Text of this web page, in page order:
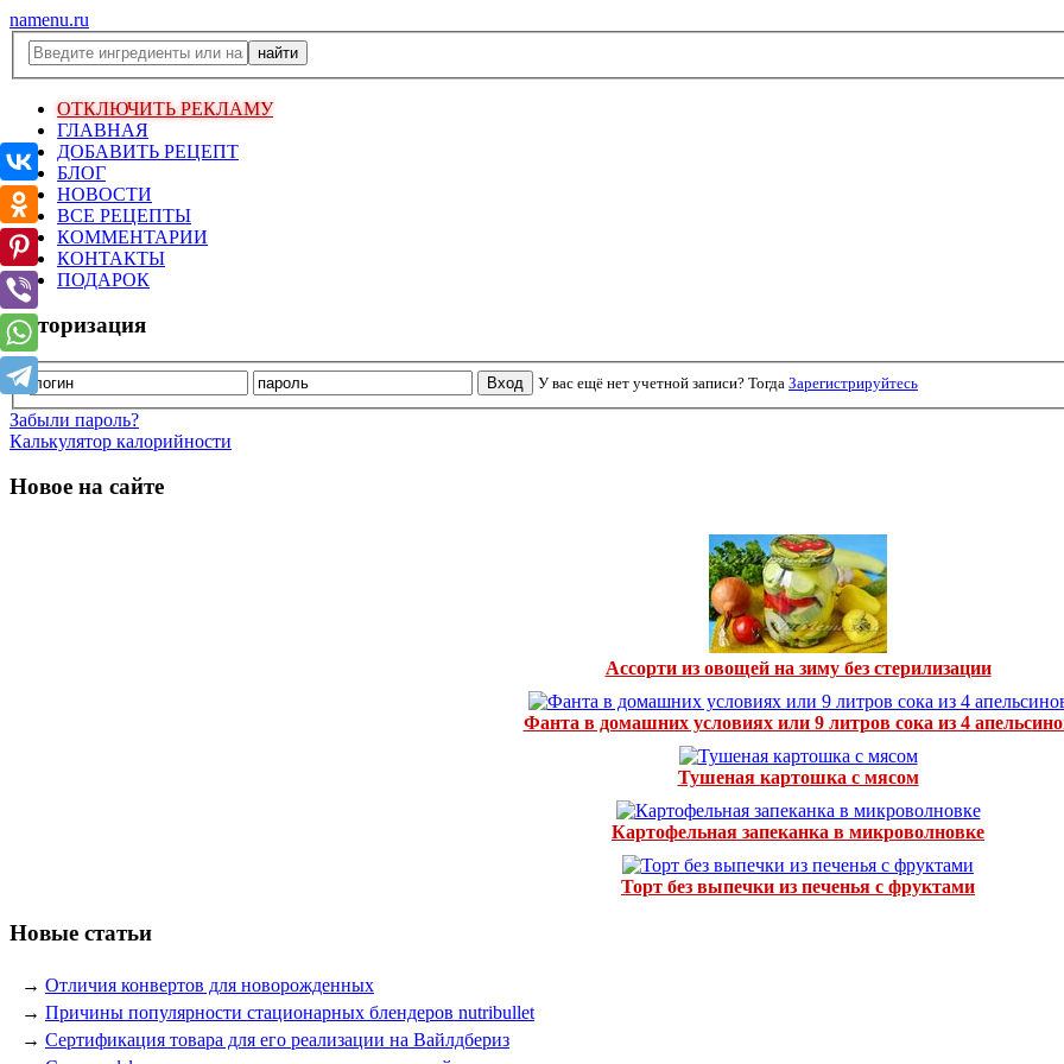
namenu.ru
ОТКЛЮЧИТЬ РЕКЛАМУ
ГЛАВНАЯ
ДОБАВИТЬ РЕЦЕПТ
БЛОГ
НОВОСТИ
ВСЕ РЕЦЕПТЫ
КОММЕНТАРИИ
КОНТАКТЫ
ПОДАРОК
Авторизация
У вас ещё нет учетной записи? Тогда Зарегистрируйтесь
Забыли пароль?
Калькулятор калорийности
Новое на сайте
Ассорти из овощей на зиму без стерилизации
Фанта в домашних условиях или 9 литров сока из 4
Тушеная картошка с мясом
Картофельная запеканка в микроволновке
Торт без выпечки из печенья с фруктами
Новые статьи
→ Отличия конвертов для новорожденных
→ Причины популярности стационарных блендеров nutribullet
→ Сертификация товара для его реализации на Вайлдбериз